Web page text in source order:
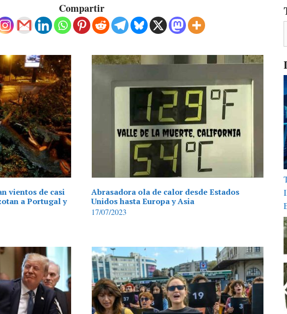
Compartir
vientos de casi
a Portugal y
Abrasadora ola de calor desde Estados
Unidos hasta Europa y Asia
17/07/2023